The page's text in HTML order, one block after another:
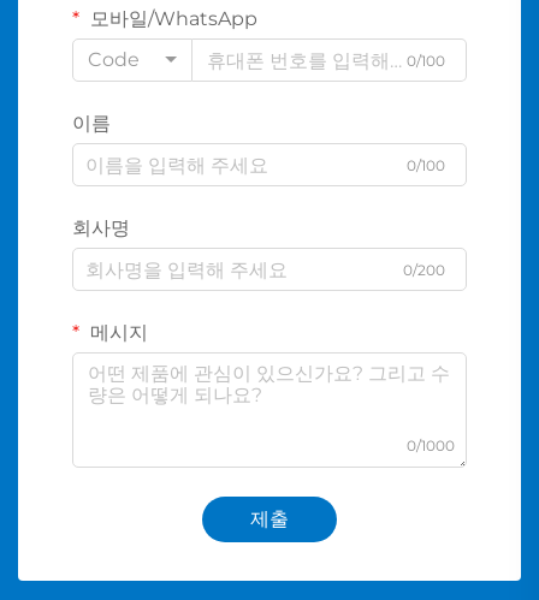
모바일/WhatsApp
Code
0/100
이름
0/100
회사명
0/200
메시지
0/1000
제출